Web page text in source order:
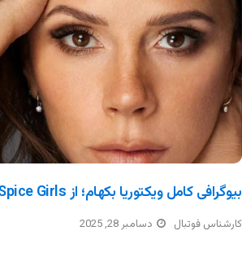
بیوگرافی کامل ویکتوریا بکهام؛ از Spice Girls تا امپراتوری مد
کارشناس فوتبال دسامبر 28, 2025